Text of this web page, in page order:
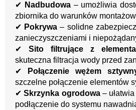
✔ Nadbudowa– umożliwia
zbiornika do warunków
✔ Pokrywa – solidne
zanieczyszczeniami i
✔ Sito filtrujące z
skuteczna filtracja wody przed
✔
Połączenie wężem
szczelne połączenie elementów
✔Skrzynka ogrodowa–
podłączenie do systemu